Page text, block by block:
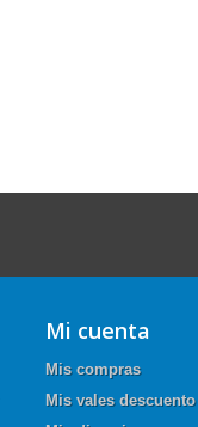
Mi cuenta
Mis compras
Mis vales descuento